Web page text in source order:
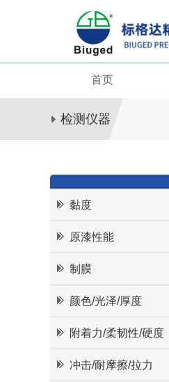
首页
检测仪器
黏度
原漆性能
制膜
颜色/光泽/厚度
附着力/柔韧性/硬度
冲击/耐摩擦/拉力